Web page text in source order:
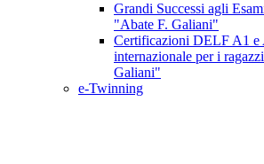
Grandi Successi agli
"Abate F. Galiani"
Certificazioni DELF A1 e
internazionale per i
Galiani"
e-Twinning